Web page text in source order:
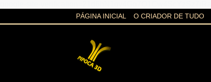
PÁGINA INICIAL O CRIADOR DE TUDO